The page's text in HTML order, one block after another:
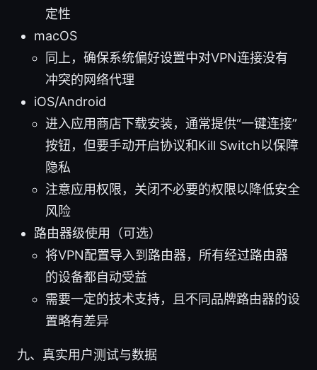
定性
macOS
同上，确保系统偏好设置中对VPN连接没有
冲突的网络代理
iOS/Android
进入应用商店下载安装，通常提供“一键连接”
按钮，但要手动开启协议和Kill Switch以保障
隐私
注意应用权限，关闭不必要的权限以降低安全
风险
路由器级使用（可选）
将VPN配置导入到路由器，所有经过路由器
的设备都自动受益
需要一定的技术支持，且不同品牌路由器的设
置略有差异
九、真实用户测试与数据